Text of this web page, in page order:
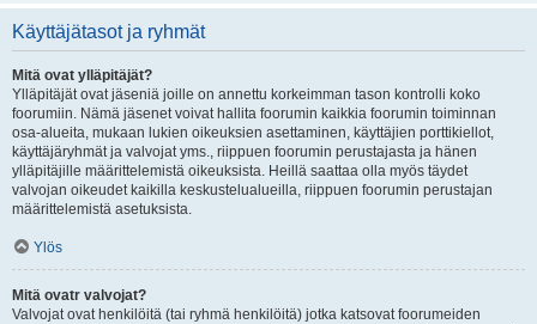
Käyttäjätasot ja ryhmät
Mitä ovat ylläpitäjät?
Ylläpitäjät ovat jäseniä joille on annettu korkeimman tason kontrolli koko
foorumiin. Nämä jäsenet voivat hallita foorumin kaikkia foorumin toiminnan
osa-alueita, mukaan lukien oikeuksien asettaminen, käyttäjien porttikiellot,
käyttäjäryhmät ja valvojat yms., riippuen foorumin perustajasta ja hänen
ylläpitäjille määrittelemistä oikeuksista. Heillä saattaa olla myös täydet
valvojan oikeudet kaikilla keskustelualueilla, riippuen foorumin perustajan
määrittelemistä asetuksista.
Ylös
Mitä ovatr valvojat?
Valvojat ovat henkilöitä (tai ryhmä henkilöitä) jotka katsovat foorumeiden